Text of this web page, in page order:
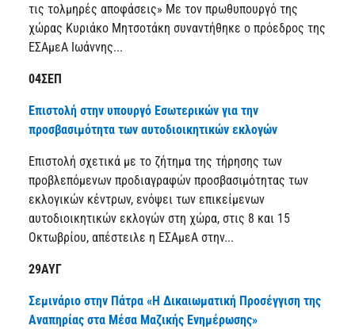
τις τολμηρές αποφάσεις» Με τον πρωθυπουργό της
χώρας Κυριάκο Μητσοτάκη συναντήθηκε ο πρόεδρος της
ΕΣΑμεΑ Ιωάννης...
04ΣΕΠ
Επιστολή στην υπουργό Εσωτερικών για την
προσβασιμότητα των αυτοδιοικητικών εκλογών
Επιστολή σχετικά με το ζήτημα της τήρησης των
προβλεπόμενων προδιαγραφών προσβασιμότητας των
εκλογικών κέντρων, ενόψει των επικείμενων
αυτοδιοικητικών εκλογών στη χώρα, στις 8 και 15
Οκτωβρίου, απέστειλε η ΕΣΑμεΑ στην...
29ΑΥΓ
Σεμινάριο στην Πάτρα «Η Δικαιωματική Προσέγγιση της
Αναπηρίας στα Μέσα Μαζικής Ενημέρωσης»